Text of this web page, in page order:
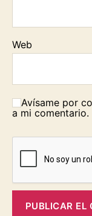
Web
Avísame por
a mi comentario.